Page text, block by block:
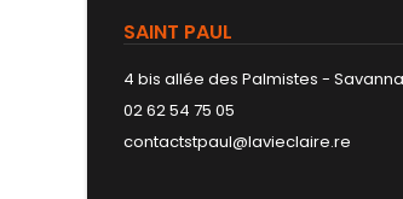
SAINT PAUL
4 bis allée des Palmistes -
02 62 54 75 05
contactstpaul@lavieclaire.re